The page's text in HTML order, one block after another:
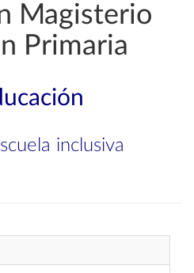
Magisterio
Primaria
inclusiva